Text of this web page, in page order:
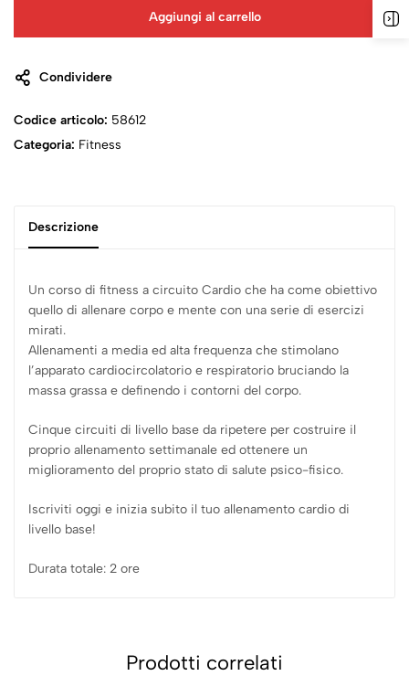
Aggiungi al carrello
Condividere
Codice articolo: 58612
Categoria: Fitness
Descrizione
Un corso di fitness a circuito Cardio che ha come obiettivo
quello di allenare corpo e mente con una serie di esercizi
mirati.
Allenamenti a media ed alta frequenza che stimolano
l’apparato cardiocircolatorio e respiratorio bruciando la
massa grassa e definendo i contorni del corpo.
Cinque circuiti di livello base da ripetere per costruire il
proprio allenamento settimanale ed ottenere un
miglioramento del proprio stato di salute psico-fisico.
Iscriviti oggi e inizia subito il tuo allenamento cardio di
livello base!
Durata totale: 2 ore
Prodotti correlati